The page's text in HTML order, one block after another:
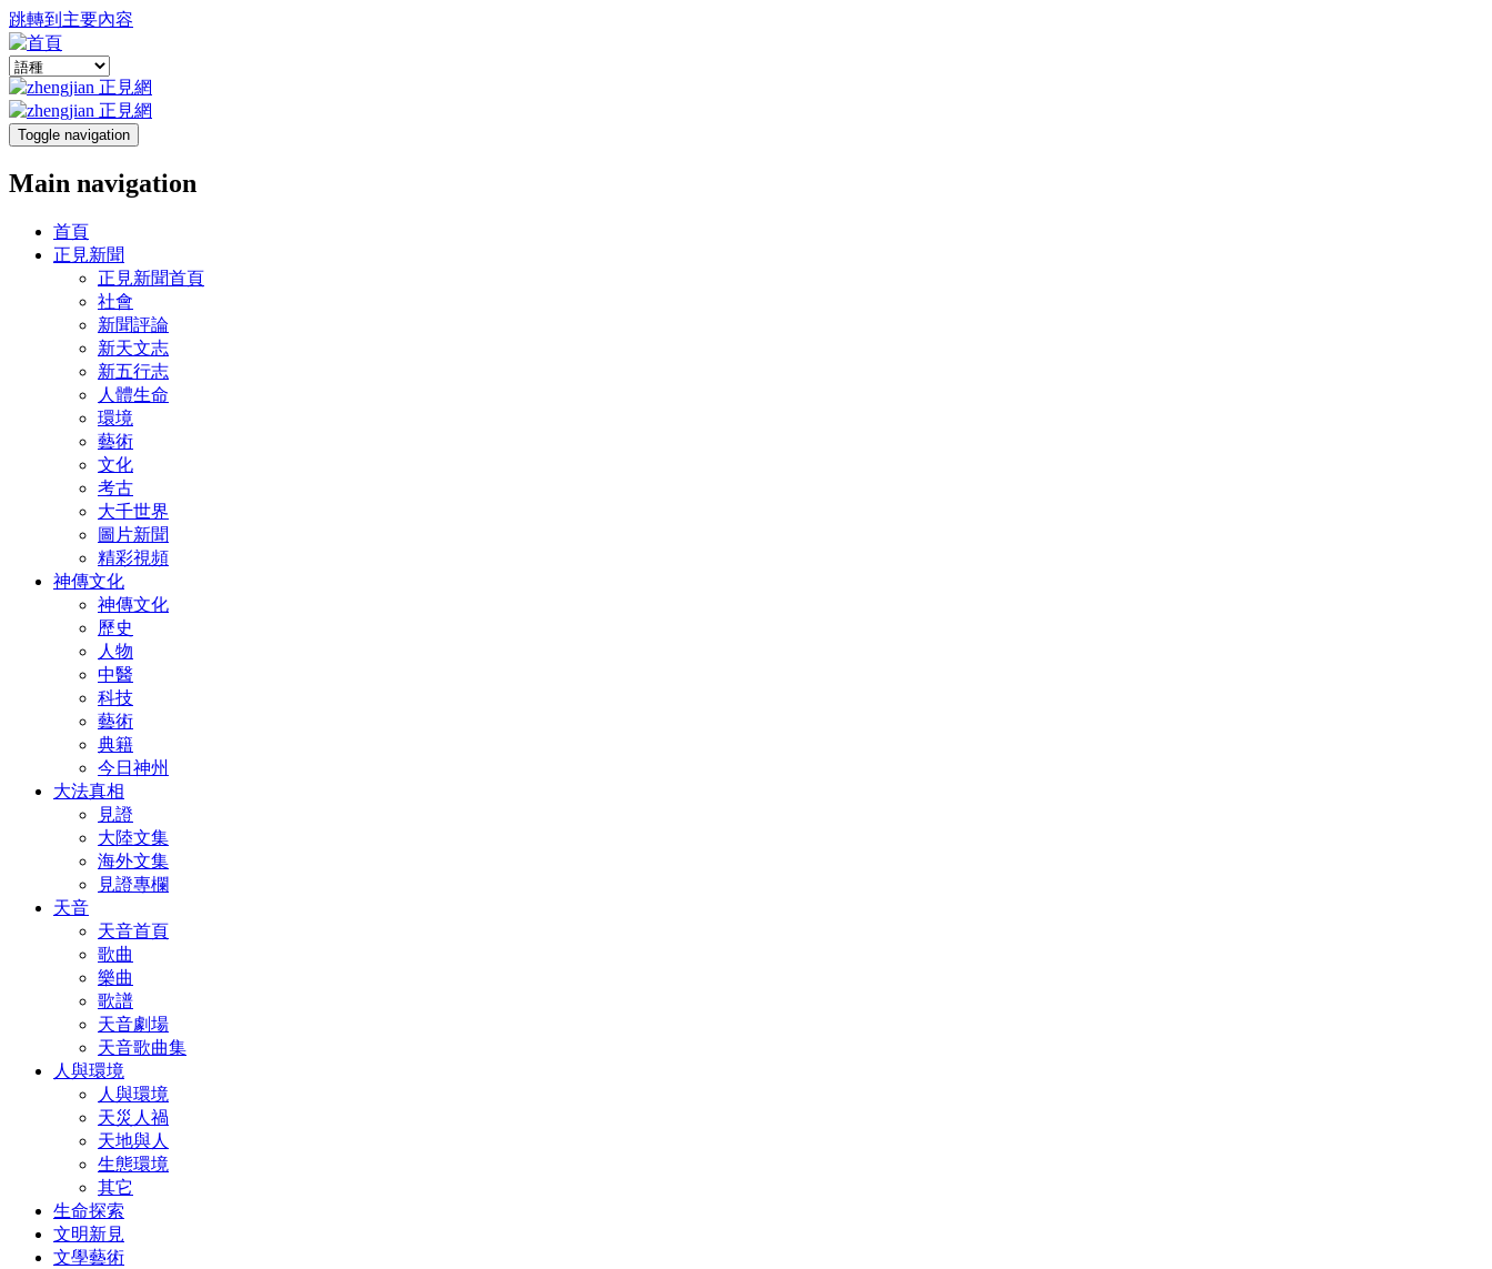
跳轉到主要內容
Toggle navigation
Main navigation
首頁
正見新聞
正見新聞首頁
社會
新聞評論
新天文志
新五行志
人體生命
環境
藝術
文化
考古
大千世界
圖片新聞
精彩視頻
神傳文化
神傳文化
歷史
人物
中醫
科技
藝術
典籍
今日神州
大法真相
見證
大陸文集
海外文集
見證專欄
天音
天音首頁
歌曲
樂曲
歌譜
天音劇場
天音歌曲集
人與環境
人與環境
天災人禍
天地與人
生態環境
其它
生命探索
文明新見
文學藝術